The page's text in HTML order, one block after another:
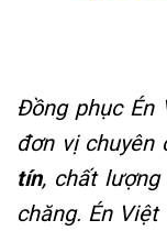
Đồng phục
đơn vị chuyên
tín, chất
chăng. Én